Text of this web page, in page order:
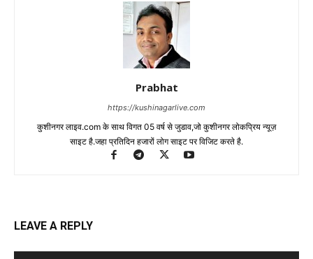
Prabhat
https://kushinagarlive.com
कुशीनगर लाइव.com के साथ विगत 05 वर्ष से जुडाव,जो कुशीनगर लोकप्रिय न्यूज़
साइट है.जहा प्रतिदिन हजारों लोग साइट पर विजिट करते है.
LEAVE A REPLY